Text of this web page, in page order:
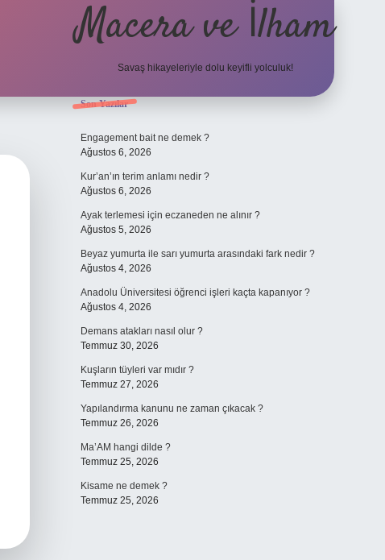
Macera ve İlham
Savaş hikayeleriyle dolu keyifli yolculuk!
Sidebar
Son Yazılar
Engagement bait ne demek ?
Ağustos 6, 2026
Kur’an’ın terim anlamı nedir ?
Ağustos 6, 2026
Ayak terlemesi için eczaneden ne alınır ?
Ağustos 5, 2026
Beyaz yumurta ile sarı yumurta arasındaki fark nedir ?
Ağustos 4, 2026
Anadolu Üniversitesi öğrenci işleri kaçta kapanıyor ?
Ağustos 4, 2026
Demans atakları nasıl olur ?
Temmuz 30, 2026
Kuşların tüyleri var mıdır ?
Temmuz 27, 2026
Yapılandırma kanunu ne zaman çıkacak ?
Temmuz 26, 2026
Ma’AM hangi dilde ?
Temmuz 25, 2026
Kisame ne demek ?
Temmuz 25, 2026